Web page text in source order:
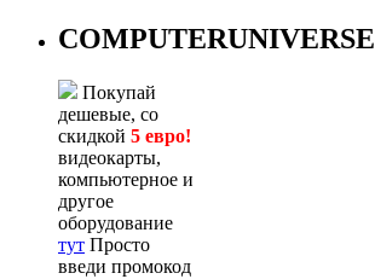
COMPUTERUNIVERSE
Покупай
дешевые, со
скидкой 5 евро!
видеокарты,
компьютерное и
другое
оборудование
тут Просто
введи промокод